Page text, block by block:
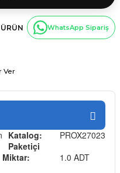
WhatsApp Sipariş
Ver
Katalog:
PROX27023
Paketiçi
Miktar:
1.0 ADT